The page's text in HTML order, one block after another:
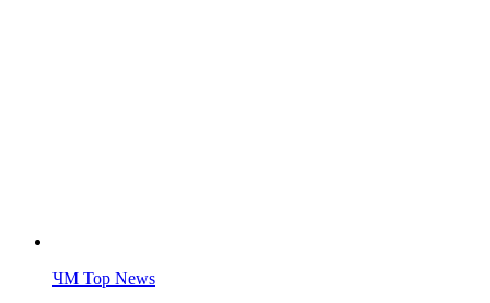
ЧМ Top News